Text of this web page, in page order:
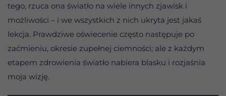
tego, rzuca ona światło na wiele innych zjawisk i
możliwości – i we wszystkich z nich ukryta jest jakaś
lekcja. Prawdziwe oświecenie często następuje po
zaćmieniu, okresie zupełnej ciemności; ale z każdym
etapem zdrowienia światło nabiera blasku i rozjaśnia
moja wizję.